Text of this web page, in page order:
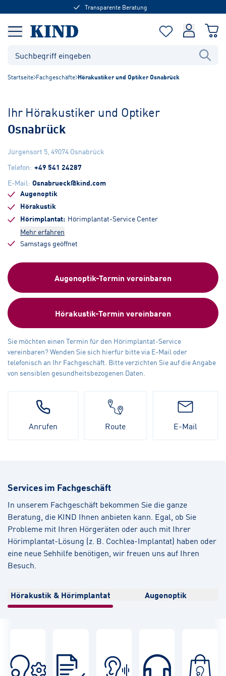
Transparente Beratung
Startseite Fachgeschäfte Hörakustiker und Optiker Osnabrück
Ihr Hörakustiker und Optiker
Osnabrück
Jürgensort 5, 49074 Osnabrück
Telefon: +49 541 24287
E-Mail: Osnabrueck@kind.com
Augenoptik
Hörakustik
Hörimplantat Hörimplantat-Service Center
Mehr erfahren
Samstags geöffnet
Augenoptik-Termin vereinbaren
Hörakustik-Termin vereinbaren
Sie möchten einen Termin für den Hörimplantat-Service
vereinbaren? Wenden Sie sich hierfür bitte via E-Mail oder
telefonisch an Ihr Fachgeschäft. Bitte verzichten Sie auf die Angabe
von sensiblen gesundheitsbezogenen Daten.
Anrufen Route E-Mail
Services im Fachgeschäft
In unserem Fachgeschäft bekommen Sie die ganze
Beratung, die KIND Ihnen anbieten kann. Egal, ob Sie
Probleme mit Ihren Hörgeräten oder auch mit Ihrer
Hörimplantat-Lösung (z. B. Cochlea-Implantat) haben oder
eine neue Sehhilfe benötigen, wir freuen uns auf Ihren
Besuch.
Hörakustik & Hörimplantat Augenoptik